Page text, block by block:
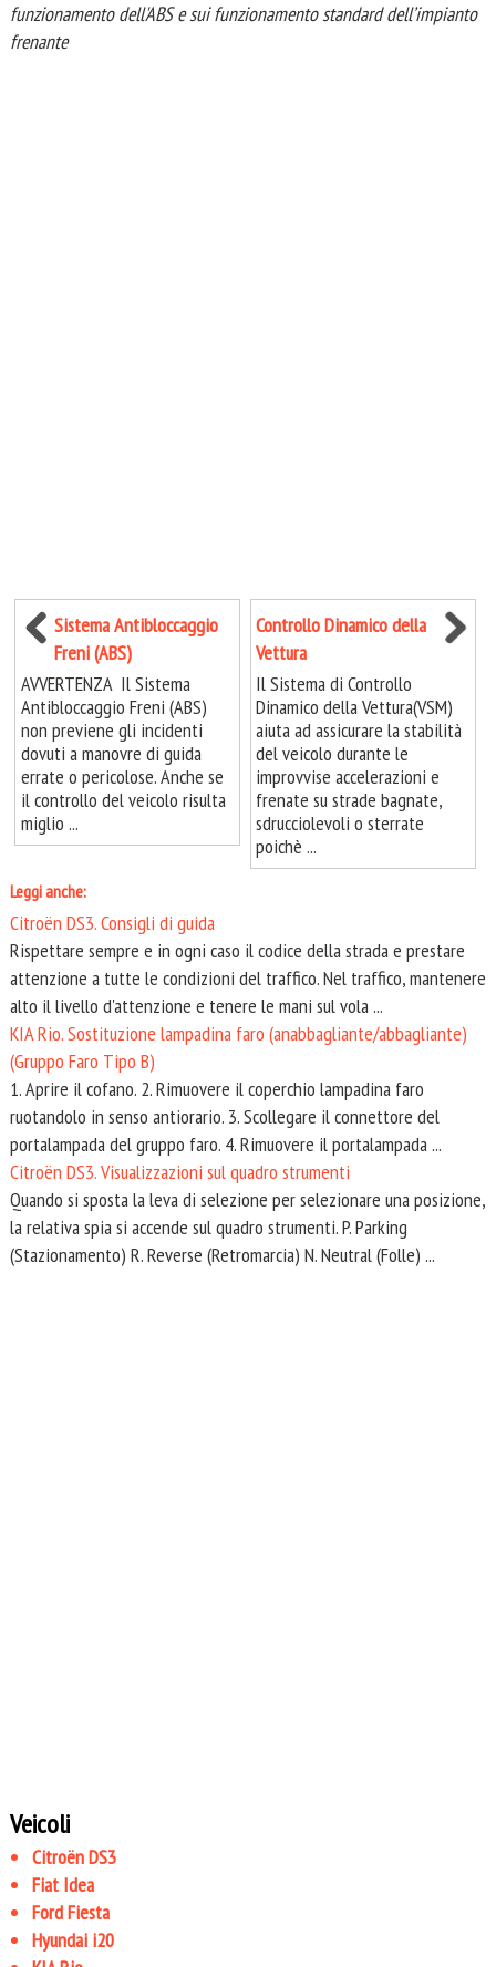
funzionamento dell'ABS e sui funzionamento standard dell’impianto
frenante
Sistema Antibloccaggio
Freni (ABS)
AVVERTENZA Il Sistema
Antibloccaggio Freni (ABS)
non previene gli incidenti
dovuti a manovre di guida
errate o pericolose. Anche se
il controllo del veicolo risulta
miglio ...
Controllo Dinamico della
Vettura
Il Sistema di Controllo
Dinamico della Vettura(VSM)
aiuta ad assicurare la stabilità
del veicolo durante le
improvvise accelerazioni e
frenate su strade bagnate,
sdrucciolevoli o sterrate
poichè ...
Leggi anche:
Citroën DS3. Consigli di guida
Rispettare sempre e in ogni caso il codice della strada e prestare
attenzione a tutte le condizioni del traffico. Nel traffico, mantenere
alto il livello d'attenzione e tenere le mani sul vola ...
KIA Rio. Sostituzione lampadina faro (anabbagliante/abbagliante)
(Gruppo Faro Tipo B)
1. Aprire il cofano. 2. Rimuovere il coperchio lampadina faro
ruotandolo in senso antiorario. 3. Scollegare il connettore del
portalampada del gruppo faro. 4. Rimuovere il portalampada ...
Citroën DS3. Visualizzazioni sul quadro strumenti
Quando si sposta la leva di selezione per selezionare una posizione,
la relativa spia si accende sul quadro strumenti. P. Parking
(Stazionamento) R. Reverse (Retromarcia) N. Neutral (Folle) ...
Veicoli
Citroën DS3
Fiat Idea
Ford Fiesta
Hyundai i20